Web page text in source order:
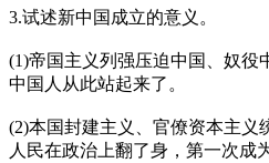
3.试述新中国成立的意义。
(1)帝国主义列强压迫中国、奴役
中国人从此站起来了。
(2)本国封建主义、官僚资本主义
人民在政治上翻了身，第一次成